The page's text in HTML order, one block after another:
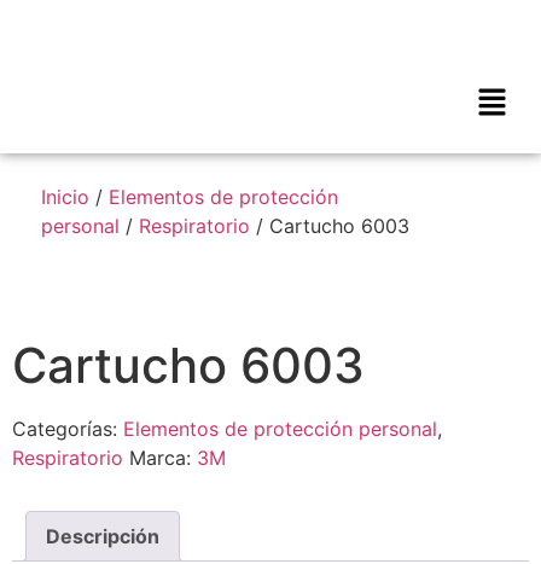
Inicio / Elementos de protección
personal / Respiratorio / Cartucho 6003
Cartucho 6003
Categorías: Elementos de protección personal,
Respiratorio Marca: 3M
Descripción